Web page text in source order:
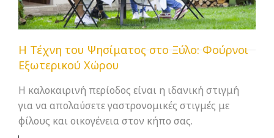
Η Τέχνη του Ψησίματος στο Ξύλο: Φούρνοι
Εξωτερικού Χώρου
Η καλοκαιρινή περίοδος είναι η ιδανική στιγμή
για να απολαύσετε γαστρονομικές στιγμές με
φίλους και οικογένεια στον κήπο σας.